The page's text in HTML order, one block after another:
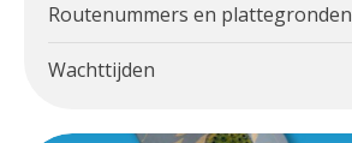
Routenummers en plattegronden
Wachttijden